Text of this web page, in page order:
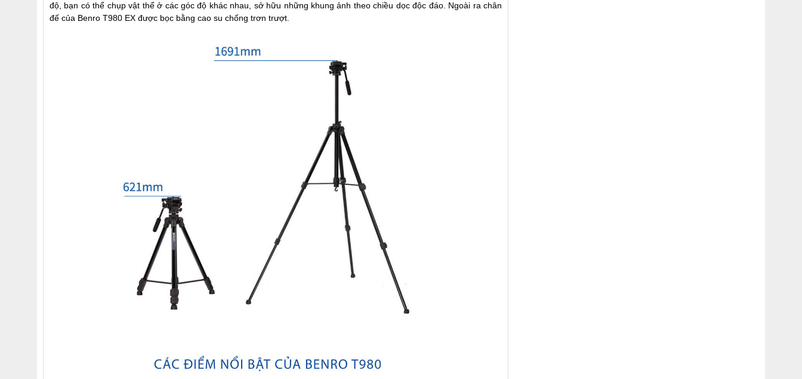
độ, bạn có thể chụp vật thể ở các góc độ khác nhau, sở hữu những khung ảnh theo chiều dọc độc đáo. Ngoài ra chân
đế của Benro T980 EX được bọc bằng cao su chống trơn trượt.